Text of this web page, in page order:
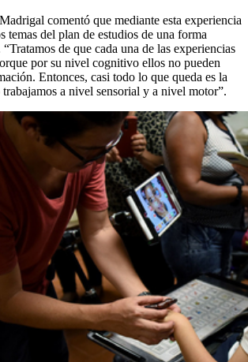
comentó que mediante esta experiencia
temas del plan de estudios de una forma
de que cada una de las experiencias
por su nivel cognitivo ellos no pueden
Entonces, casi todo lo que queda es la
a nivel sensorial y a nivel motor”.